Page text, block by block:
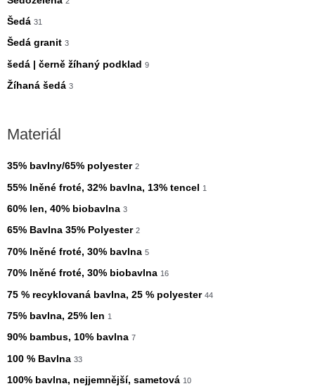
Šedá 31
Šedá granit 3
šedá | černě žíhaný podklad 9
Žíhaná šedá 3
Materiál
35% bavlny/65% polyester 2
55% lněné froté, 32% bavlna, 13% tencel 1
60% len, 40% biobavlna 3
65% Bavlna 35% Polyester 2
70% lněné froté, 30% bavlna 5
70% lněné froté, 30% biobavlna 16
75 % recyklovaná bavlna, 25 % polyester 44
75% bavlna, 25% len 1
90% bambus, 10% bavlna 7
100 % Bavlna 33
100% bavlna, nejjemnější, sametová 10